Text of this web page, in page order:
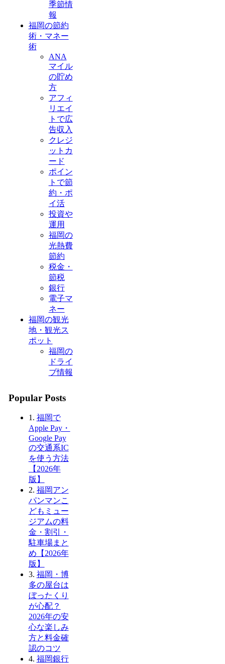
季節情
報
福岡の節約
術・マネー
術
ANA
マイル
の貯め
方
アフィ
リエイ
トで広
告収入
クレジ
ットカ
ード
ポイン
トで節
約・ポ
イ活
投資や
運用
福岡の
光熱費
節約
税金・
節税
銀行
電子マ
ネー
福岡の観光
地・観光ス
ポット
福岡の
ドライ
ブ情報
Popular Posts
1. 福岡で
Apple Pay・
Google Pay
の交通系IC
を使う方法
【2026年
版】
2. 福岡アン
パンマンこ
どもミュー
ジアムの料
金・割引・
駐車場まと
め【2026年
版】
3. 福岡・博
多の屋台は
ぼったくり
が心配？
2026年の安
心な楽しみ
方と料金確
認のコツ
4. 福岡銀行